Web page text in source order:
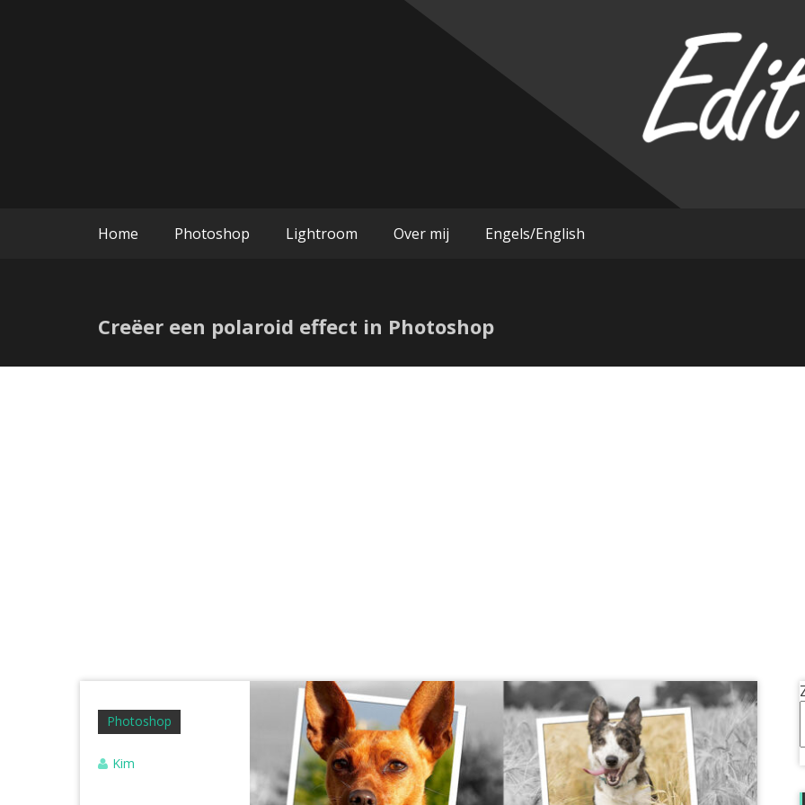
Home Photoshop Lightroom Over mij Engels/English
Creëer een polaroid effect in Photoshop
Photoshop
Kim